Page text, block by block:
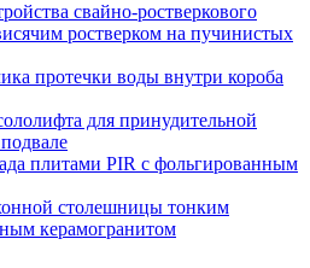
свайно-ростверкового
ростверком на пучинистых
протечки воды внутри короба
для принудительной
плитами PIR с фольгированным
столешницы тонким
керамогранитом